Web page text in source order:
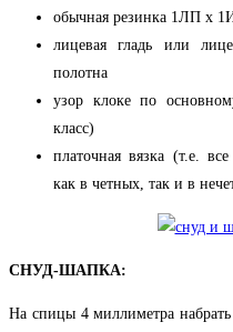
обычная резинка 1ЛП х
лицевая гладь или
полотна
узор клоке по
класс)
платочная вязка (т.е.
как в четных, так и в
СНУД-ШАПКА:
На спицы 4 миллиметра